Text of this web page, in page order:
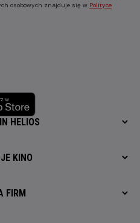
osobowych znajduje się w Polityce
HELIOS
KINO
FIRM